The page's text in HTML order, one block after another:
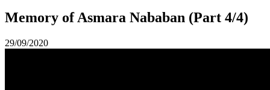
Memory of Asmara Nababan (Part 4/4)
29/09/2020